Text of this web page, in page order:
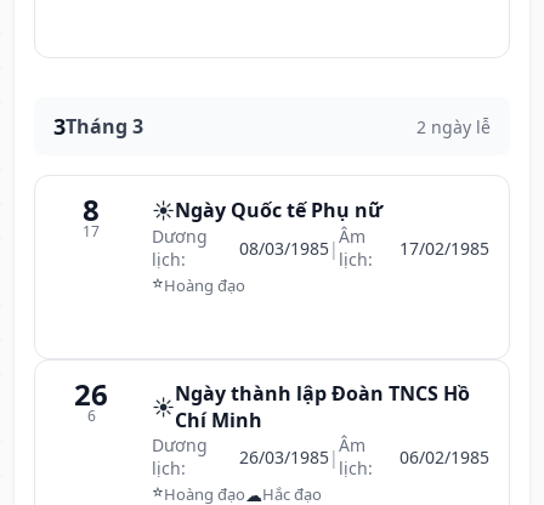
3Tháng 3 2 ngày lễ
8
17
☀️Ngày Quốc tế Phụ nữ
Dương
lịch:
08/03/1985|Âm
lịch:
17/02/1985
⭐Hoàng đạo
26
6 ☀️Ngày thành lập Đoàn TNCS Hồ
Chí Minh
Dương
lịch:
26/03/1985|Âm
lịch:
06/02/1985
⭐Hoàng đạo☁Hắc đạo